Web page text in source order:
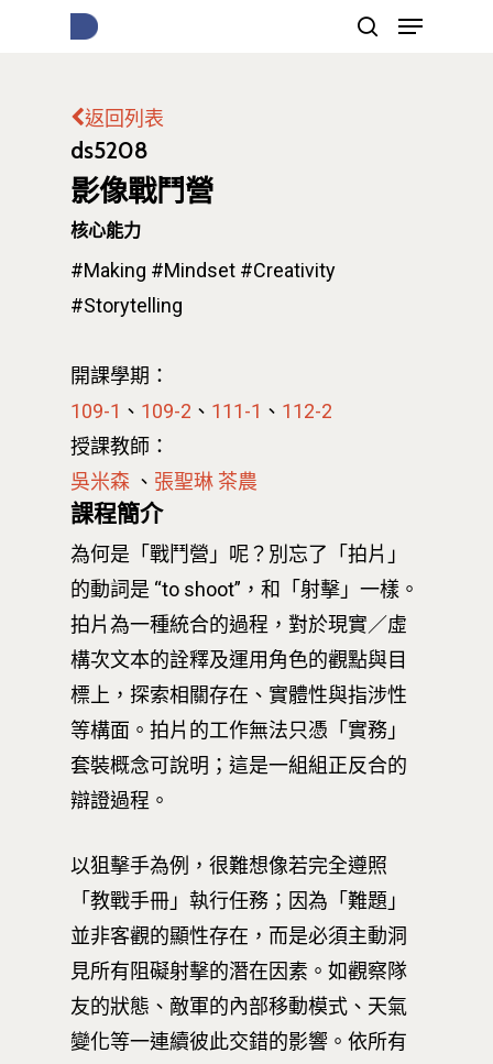
按下Enter開始搜尋，或Esc關閉跳窗
返回列表
ds5208
影像戰鬥營
核心能力
#Making #Mindset #Creativity
#Storytelling
開課學期：
109-1 、 109-2 、 111-1 、 112-2
授課教師：
吳米森 、 張聖琳 茶農
課程簡介
為何是「戰鬥營」呢？別忘了「拍片」
的動詞是 “to shoot”，和「射擊」一樣。
拍片為一種統合的過程，對於現實／虛
構次文本的詮釋及運用角色的觀點與目
標上，探索相關存在、實體性與指涉性
等構面。拍片的工作無法只憑「實務」
套裝概念可說明；這是一組組正反合的
辯證過程。
以狙擊手為例，很難想像若完全遵照
「教戰手冊」執行任務；因為「難題」
並非客觀的顯性存在，而是必須主動洞
見所有阻礙射擊的潛在因素。如觀察隊
友的狀態、敵軍的內部移動模式、天氣
變化等一連續彼此交錯的影響。依所有